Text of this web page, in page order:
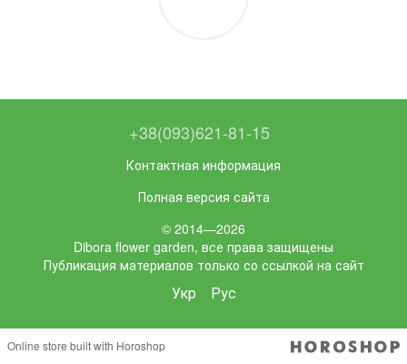
+38(093)621-81-15
Контактная информация
Полная версия сайта
© 2014—2026
Dibora flower garden, все права защищены
Публикация материалов только со ссылкой на сайт
Укр Рус
Online store built with Horoshop